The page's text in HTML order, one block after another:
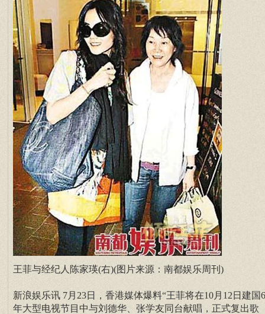
王菲与经纪人陈家瑛(右)(图片来源：南都娱乐周刊)
新浪娱乐讯 7月23日，香港媒体爆料“王菲将在10月12日建国
年大型电视节目中与刘德华、张学友同台献唱，正式复出歌